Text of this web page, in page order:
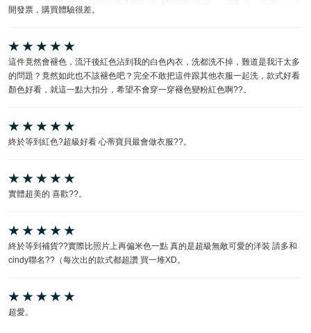
開發票，購買體驗很差。
這件竟然會褪色，流汗後紅色沾到我的白色內衣，洗都洗不掉，難道是我汗太多
的問題？竟然如此也不該褪色吧？完全不敢把這件跟其他衣服一起洗，款式好看
顏色好看，就這一點大扣分，希望不會穿一穿褪色變粉紅色啊??。
終於等到紅色?超級好看 心蒂寶貝最會做衣服??。
實體超美的 喜歡??。
終於等到補貨??實際比照片上再偏米色一點 真的是超級無敵可愛的洋裝 請多和
cindy聯名??（每次出的款式都超讚 買一堆XD。
超愛。